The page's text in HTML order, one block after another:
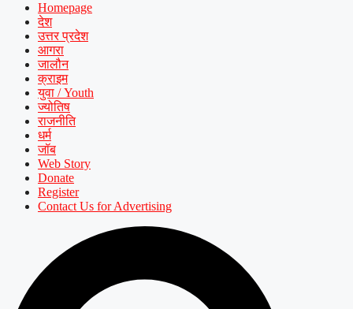
Homepage
देश
उत्तर प्रदेश
आगरा
जालौन
क्राइम
युवा / Youth
ज्योतिष
राजनीति
धर्म
जॉब
Web Story
Donate
Register
Contact Us for Advertising